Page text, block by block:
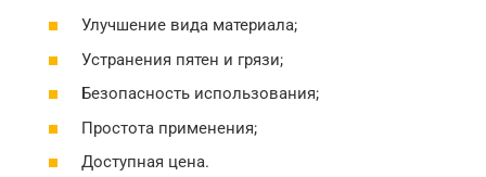
Улучшение вида материала;
Устранения пятен и грязи;
Безопасность использования;
Простота применения;
Доступная цена.